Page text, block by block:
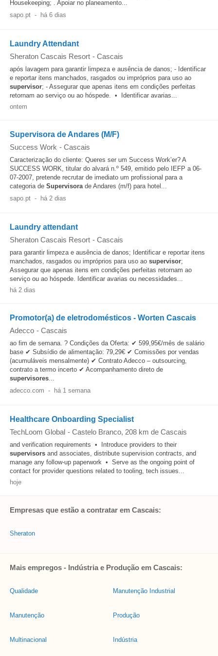
Housekeeping; . Apoiar no planeamento...
sapo.pt - há 6 dias
Laundry Attendant
Sheraton Cascais Resort - Cascais
após lavagem para garantir limpeza e ausência de danos; - Identificar
e reportar itens manchados, rasgados ou impróprios para uso ao
supervisor; - Assegurar que apenas itens em condições perfeitas
retornam ao serviço ou ao hóspede. • Identificar avarias...
ontem
Supervisora de Andares (M/F)
Success Work - Cascais
Caracterização do cliente: Queres ser um Success Work’er? A
SUCCESS WORK, titular do alvará n.º 549, emitido pelo IEFP a 06-
07-2007, pretende recrutar de imediato um profissional para a
categoria de Supervisorade Andares (m/f) para hotel...
sapo.pt - há 2 dias
Laundry attendant
Sheraton Cascais Resort - Cascais
para garantir limpeza e ausência de danos; Identificar e reportar itens
manchados, rasgados ou impróprios para uso ao supervisor;
Assegurar que apenas itens em condições perfeitas retornam ao
serviço ou ao hóspede. Identificar avarias ou necessidades...
há 2 dias
Promotor(a) de eletrodomésticos - Worten Cascais
Adecco - Cascais
ao fim de semana. ? Condições da Oferta: ✔ 599,95€/mês de salário
base ✔ Subsídio de alimentação: 79,29€ ✔ Comissões por vendas
(acumuláveis mensalmente) ✔ Contrato Adecco – outsourcing,
contrato a termo incerto ✔ Acompanhamento direto de
supervisores...
adecco.com - há 1 semana
Healthcare Onboarding Specialist
TechLoom Global - Castelo Branco, 208 km de Cascais
and verification requirements • Introduce providers to their
supervisors and associates, distribute supervision contracts, and
manage any follow-up paperwork • Serve as the ongoing point of
contact for provider questions related to tooling, tech issues...
hoje
Empresas que estão a contratar em Cascais:
Sheraton
Mais empregos - Indústria e Produção em Cascais:
Qualidade
Manutenção
Multinacional
Manutenção Industrial
Produção
Indústria